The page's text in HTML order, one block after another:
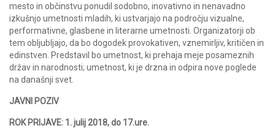
mesto in občinstvu ponudil sodobno, inovativno in nenavadno
izkušnjo umetnosti mladih, ki ustvarjajo na področju vizualne,
performativne, glasbene in literarne umetnosti. Organizatorji ob
tem obljubljajo, da bo dogodek provokativen, vznemirljiv, kritičen in
edinstven. Predstavil bo umetnost, ki prehaja meje posameznih
držav in narodnosti; umetnost, ki je drzna in odpira nove poglede
na današnji svet.
JAVNI POZIV
ROK PRIJAVE: 1. julij 2018, do 17.ure.